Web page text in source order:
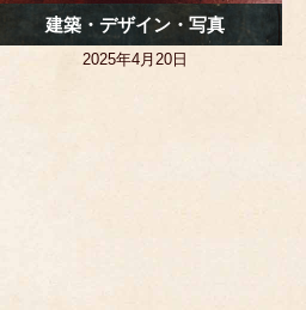
建築・デザイン・写真
2025年4月20日